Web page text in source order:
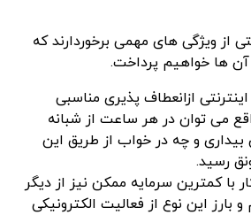
از ویژگی های مهمی برخوردارند که
ها خواهیم پرداخت.
ازانعطاف پذیری مناسبی
می توان در هر ساعت از شبانه
بیداری و چه در خواب از طریق این
رسید.
کمترین سرمایه ممکن نیز از دیگر
بارز این نوع از فعالیت الکترونیکی